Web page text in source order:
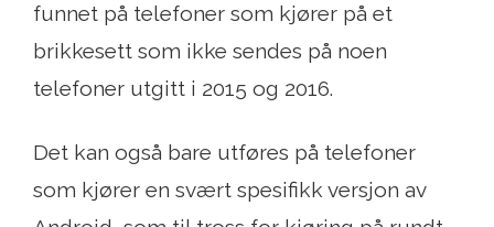
funnet på telefoner som kjører på et
brikkesett som ikke sendes på noen
telefoner utgitt i 2015 og 2016.
Det kan også bare utføres på telefoner
som kjører en svært spesifikk versjon av